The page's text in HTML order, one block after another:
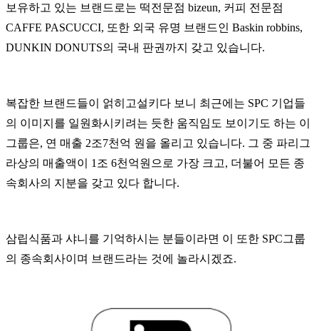
보유하고 있는 브랜드로는 떡전문점 bizeun, 커피 전문점
CAFFE PASCUCCI, 또한 외국 유명 브랜드인 Baskin robbins,
DUNKIN DONUTS의 국내 판권까지 갖고 있습니다.
복잡한 브랜드들이 얽히고설키다 보니 최근에는 SPC 기업들
의 이미지를 일원화시키려는 듯한 움직임도 보이기도 하는 이
그룹은, 연 매출 2조7천억 원을 올리고 있습니다. 그 중 파리그
라상의 매출액이 1조 6천억원으로 가장 크고, 더불어 모든 종
속회사의 지분을 갖고 있다 합니다.
삼립식품과 샤니를 기억하시는 분들이라면 이 또한 SPC그룹
의 종속회사이며 브랜드라는 것에 놀라시겠죠.